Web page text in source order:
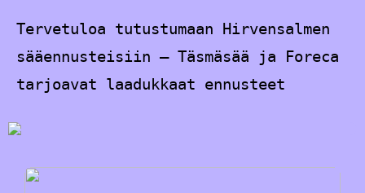
Tervetuloa tutustumaan Hirvensalmen
sääennusteisiin – Täsmäsää ja Foreca
tarjoavat laadukkaat ennusteet